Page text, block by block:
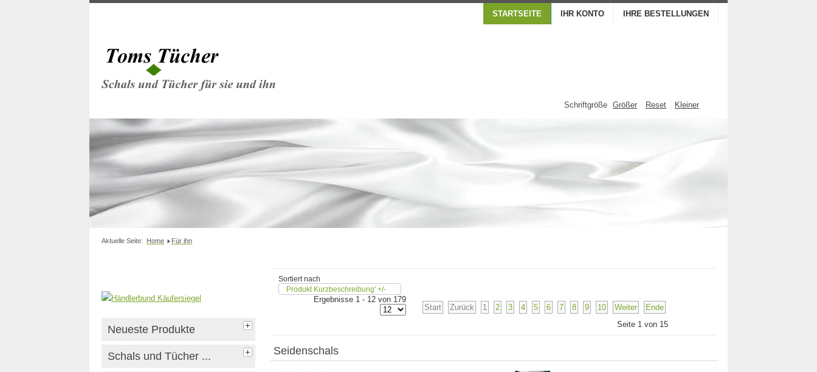
STARTSEITE IHR KONTO IHRE BESTELLUNGEN
Schriftgröße Größer Reset Kleiner
Aktuelle Seite: Home Für ihn
Neueste Produkte
Schals und Tücher ...
Sortiert nach
Produkt Kurzbeschreibung' +/-
Ergebnisse 1 - 12 von 179
Start
Zurück 1 2 3 4 5 6 7 8 9 10 Weiter
Ende
Seite 1 von 15
Seidenschals